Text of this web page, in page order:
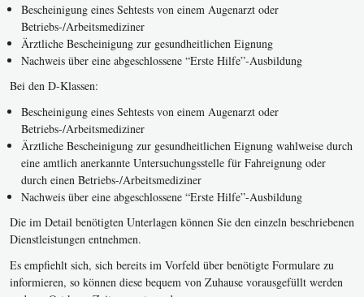
Bescheinigung eines Sehtests von einem Augenarzt oder
Betriebs-/Arbeitsmediziner
Ärztliche Bescheinigung zur gesundheitlichen Eignung
Nachweis über eine abgeschlossene “Erste Hilfe”-Ausbildung
Bei den D-Klassen:
Bescheinigung eines Sehtests von einem Augenarzt oder
Betriebs-/Arbeitsmediziner
Ärztliche Bescheinigung zur gesundheitlichen Eignung wahlweise durch
eine amtlich anerkannte Untersuchungsstelle für Fahreignung oder
durch einen Betriebs-/Arbeitsmediziner
Nachweis über eine abgeschlossene “Erste Hilfe”-Ausbildung
Die im Detail benötigten Unterlagen können Sie den einzeln beschriebenen
Dienstleistungen entnehmen.
Es empfiehlt sich, sich bereits im Vorfeld über benötigte Formulare zu
informieren, so können diese bequem von Zuhause vorausgefüllt werden